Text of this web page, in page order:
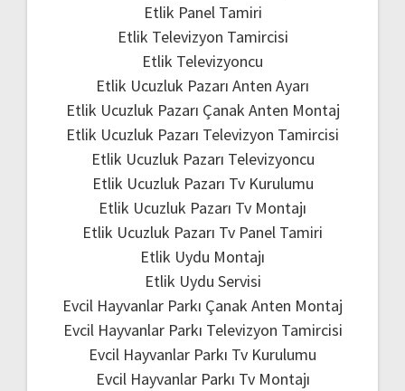
Etlik Panel Tamiri
Etlik Televizyon Tamircisi
Etlik Televizyoncu
Etlik Ucuzluk Pazarı Anten Ayarı
Etlik Ucuzluk Pazarı Çanak Anten Montaj
Etlik Ucuzluk Pazarı Televizyon Tamircisi
Etlik Ucuzluk Pazarı Televizyoncu
Etlik Ucuzluk Pazarı Tv Kurulumu
Etlik Ucuzluk Pazarı Tv Montajı
Etlik Ucuzluk Pazarı Tv Panel Tamiri
Etlik Uydu Montajı
Etlik Uydu Servisi
Evcil Hayvanlar Parkı Çanak Anten Montaj
Evcil Hayvanlar Parkı Televizyon Tamircisi
Evcil Hayvanlar Parkı Tv Kurulumu
Evcil Hayvanlar Parkı Tv Montajı